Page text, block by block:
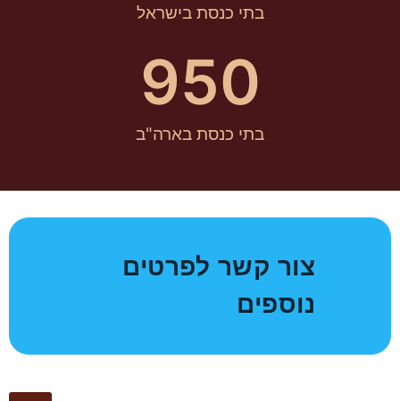
בתי כנסת בישראל
בתי כנסת בארה"ב
950
צור קשר לפרטים
נוספים